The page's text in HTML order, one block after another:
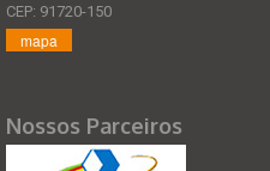
CEP: 91720-150
mapa
Nossos Parceiros